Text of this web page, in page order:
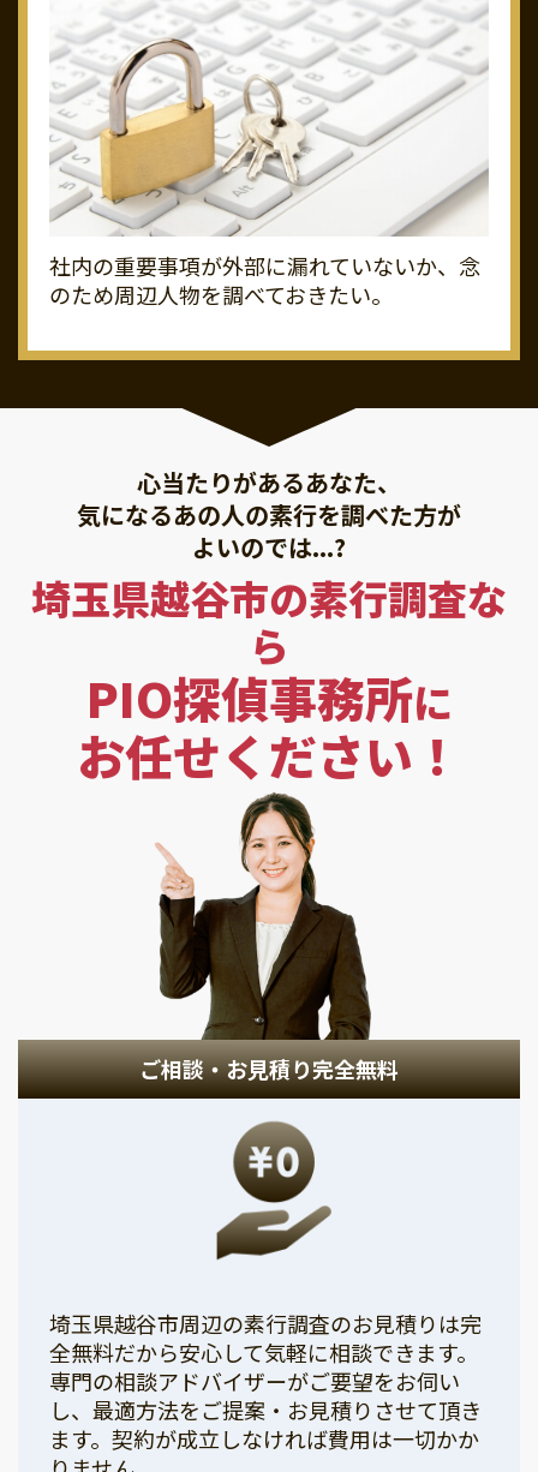
社内の重要事項が外部に漏れていないか、念
のため周辺人物を調べておきたい。
心当たりがあるあなた、
気になるあの人の素行を調べた方が
よいのでは...?
埼玉県越谷市の素行調査な
ら
PIO探偵事務所に
お任せください！
ご相談・お見積り完全無料
埼玉県越谷市周辺の素行調査のお見積りは完
全無料だから安心して気軽に相談できます。
専門の相談アドバイザーがご要望をお伺い
し、最適方法をご提案・お見積りさせて頂き
ます。契約が成立しなければ費用は一切かか